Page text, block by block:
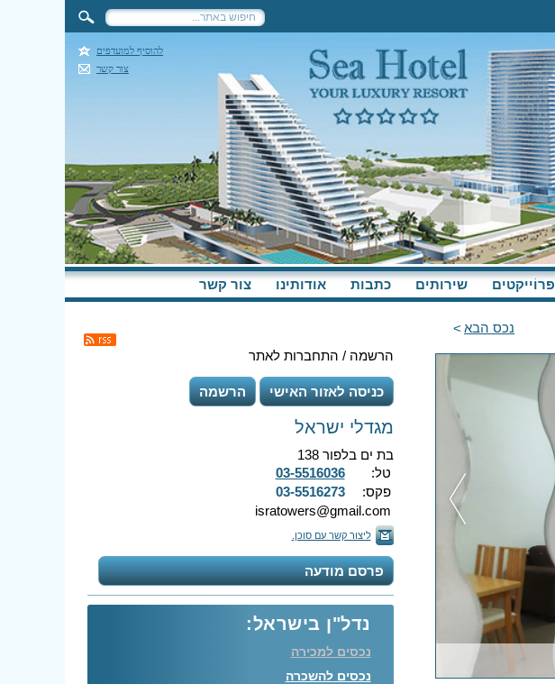
להוסיף למועדפים
צור קשר
פּרוֹייקטים שירותים כתבות אודותינו צור קשר
נכס הבא
הרשמה / התחברות לאתר
כניסה לאזור האישי הרשמה
מגדלי ישראל
בת ים בלפור 138
טל:
03-5516036
פקס:
03-5516273
isratowers@gmail.com
ליצור קשר עם סוכן.
פרסם מודעה
נדל"ן בישראל:
נכסים למכירה
נכסים להשכרה